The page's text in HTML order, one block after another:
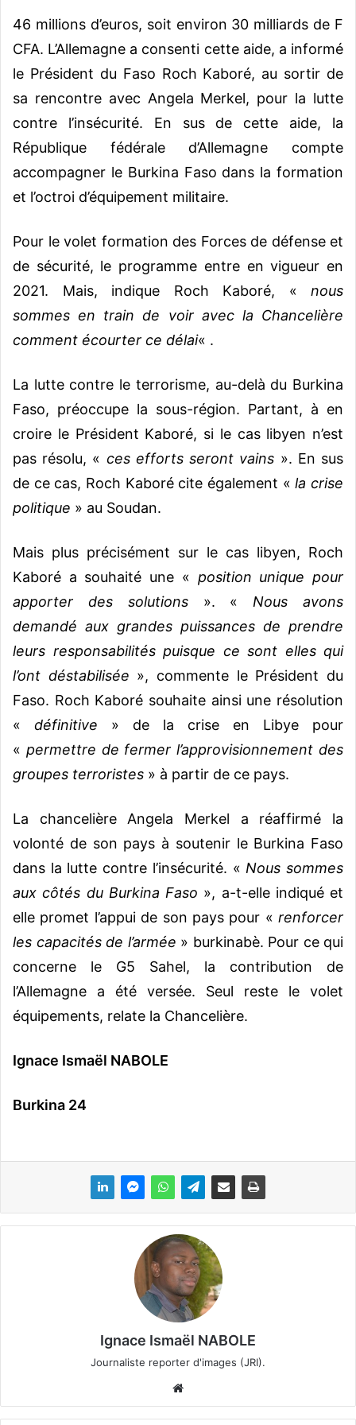
46 millions d’euros, soit environ 30 milliards de F
CFA. L’Allemagne a consenti cette aide, a informé
le Président du Faso Roch Kaboré, au sortir de
sa rencontre avec Angela Merkel, pour la lutte
contre l’insécurité. En sus de cette aide, la
République fédérale d’Allemagne compte
accompagner le Burkina Faso dans la formation
et l’octroi d’équipement militaire.
Pour le volet formation des Forces de défense et
de sécurité, le programme entre en vigueur en
2021. Mais, indique Roch Kaboré, « nous
sommes en train de voir avec la Chancelière
comment écourter ce délai« .
La lutte contre le terrorisme, au-delà du Burkina
Faso, préoccupe la sous-région. Partant, à en
croire le Président Kaboré, si le cas libyen n’est
pas résolu, « ces efforts seront vains ». En sus
de ce cas, Roch Kaboré cite également «la crise
politique » au Soudan.
Mais plus précisément sur le cas libyen, Roch
Kaboré a souhaité une « position unique pour
apporter des solutions». « Nous avons
demandé aux grandes puissances de prendre
leurs responsabilités puisque ce sont elles qui
l’ont déstabilisée », commente le Président du
Faso. Roch Kaboré souhaite ainsi une résolution
« définitive » de la crise en Libye pour
« permettre de fermer l’approvisionnement des
groupes terroristes » à partir de ce pays.
La chancelière Angela Merkel a réaffirmé la
volonté de son pays à soutenir le Burkina Faso
dans la lutte contre l’insécurité. « Nous sommes
aux côtés du Burkina Faso », a-t-elle indiqué et
elle promet l’appui de son pays pour « renforcer
les capacités de l’armée » burkinabè. Pour ce qui
concerne le G5 Sahel, la contribution de
l’Allemagne a été versée. Seul reste le volet
équipements, relate la Chancelière.
Ignace Ismaël NABOLE
Burkina 24
Ignace Ismaël NABOLE
Journaliste reporter d'images (JRI).
bsi